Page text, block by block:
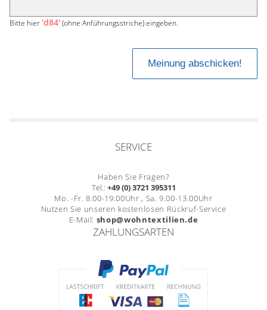
Bitte hier 'd84'(ohne Anführungsstriche) eingeben.
SERVICE
Haben Sie Fragen?
Tel.: +49 (0) 3721 395311
Mo. -Fr. 8.00-19.00Uhr , Sa. 9.00-13.00Uhr
Nutzen Sie unseren kostenlosen Rückruf-Service
E-Mail: shop@wohntextilien.de
ZAHLUNGSARTEN